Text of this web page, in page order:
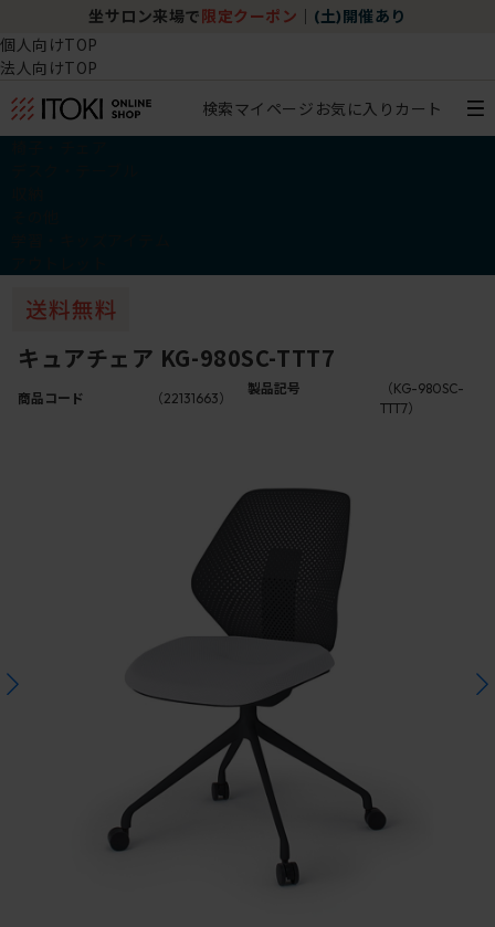
坐サロン来場で 限定クーポン (土)開催あり
個人向けTOP
法人向けTOP
検索マイページ お気に入り カート
キュアチェア KG-980SC-TTT7
商品コード （22131663）
製品記号
（KG-980SC-
TTT7）